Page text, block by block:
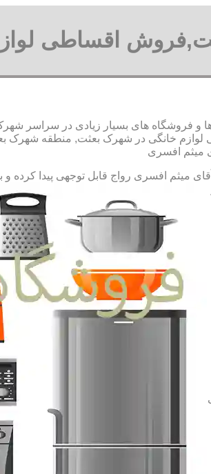
اقساطی
های بسیار زیادی در سراسر
خانگی در شهرک بعثت, منطقه شهرک
رواج قابل توجهی پیدا کرده